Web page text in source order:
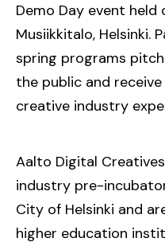
Demo Day event held
Musiikkitalo, Helsinki.
spring programs
the public and
creative industry
Aalto Digital
industry pre-
City of Helsinki and
higher education